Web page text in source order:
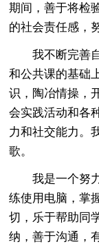
期间，善于将检
的社会责任感，
我不断完善自
和公共课的基础
识，陶冶情操，
会实践活动和各
力和社交能力。
歌。
我是一个努力
练使用电脑，掌
切，乐于帮助同
纳，善于沟通，